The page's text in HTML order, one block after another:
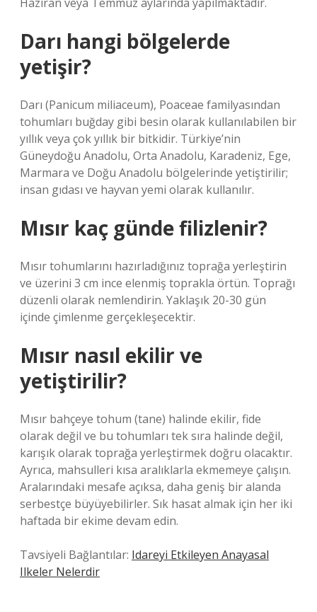
Darı hangi bölgelerde
yetişir?
Darı (Panicum miliaceum), Poaceae familyasından
tohumları buğday gibi besin olarak kullanılabilen bir
yıllık veya çok yıllık bir bitkidir. Türkiye’nin
Güneydoğu Anadolu, Orta Anadolu, Karadeniz, Ege,
Marmara ve Doğu Anadolu bölgelerinde yetiştirilir;
insan gıdası ve hayvan yemi olarak kullanılır.
Mısır kaç günde filizlenir?
Mısır tohumlarını hazırladığınız toprağa yerleştirin
ve üzerini 3 cm ince elenmiş toprakla örtün. Toprağı
düzenli olarak nemlendirin. Yaklaşık 20-30 gün
içinde çimlenme gerçekleşecektir.
Mısır nasıl ekilir ve
yetiştirilir?
Mısır bahçeye tohum (tane) halinde ekilir, fide
olarak değil ve bu tohumları tek sıra halinde değil,
karışık olarak toprağa yerleştirmek doğru olacaktır.
Ayrıca, mahsulleri kısa aralıklarla ekmemeye çalışın.
Aralarındaki mesafe açıksa, daha geniş bir alanda
serbestçe büyüyebilirler. Sık hasat almak için her iki
haftada bir ekime devam edin.
Tavsiyeli Bağlantılar: Idareyi Etkileyen Anayasal
Ilkeler Nelerdir